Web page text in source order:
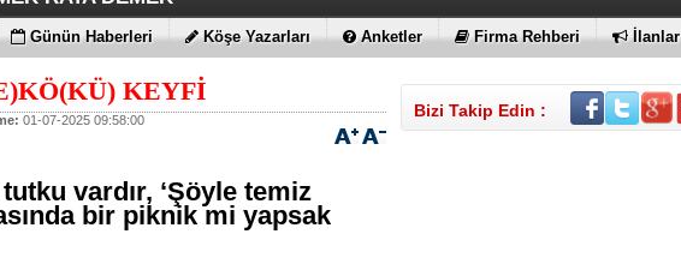
FARKIFATİHİ İLAN EDİLDİLER
MİLYONLARCA DOLARLIK EKONOMİK KATKI
Günün Haberleri Köşe Yazarları Anketler Firma Rehberi İlanlar
KEYFİ
01-07-2025 09:58:00
vardır, ‘Şöyle temiz
bir piknik mi yapsak
Bizi Takip Edin :